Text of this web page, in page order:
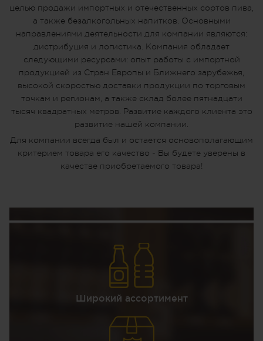
целью продажи импортных и отечественных сортов пива,
а также безалкогольных напитков. Основными
направлениями деятельности для компании являются:
дистрибуция и логистика. Компания обладает
следующими ресурсами: опыт работы с импортной
продукцией из Стран Европы и Ближнего зарубежья,
высокой скоростью доставки продукции по торговым
точкам и регионам, а также склад более пятнадцати
тысяч квадратных метров. Развитие каждого клиента это
развитие нашей компании.
Для компании всегда был и остается основополагающим
критерием товара его качество - Вы будете уверены в
качестве приобретаемого товара!
Широкий ассортимент